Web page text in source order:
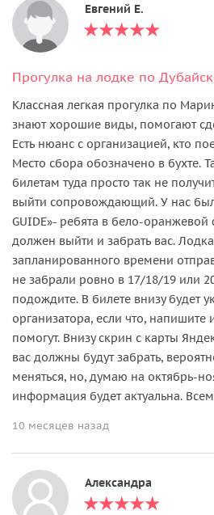
Евгений Е.
Прогулка на лодке по
Классная легкая прогулка по
знают хорошие виды, помогают
Есть нюанс с организацией, кто
Место сбора обозначено в бухте.
билетам туда просто так не
выйти сопровождающий. У нас был
GUIDE»- ребята в бело-
должен выйти и забрать вас.
запланированного времени
не забрали ровно в 17/18/19 или
подождите. В билете внизу будет
организатора, если что, напишите
помогут. Внизу скрин с карты
вас должны будут забрать,
меняться, но, думаю на октябрь-
информация будет актуальна.
10 месяцев назад
Александра